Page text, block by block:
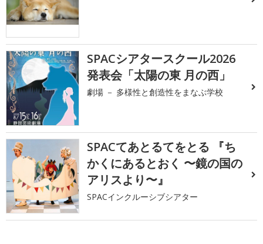
SPACシアタースクール2026
発表会「太陽の東 月の西」
劇場 － 多様性と創造性をまなぶ学校
SPACてあとるてをとる 『ち
かくにあるとおく 〜鏡の国の
アリスより〜』
SPACインクルーシブシアター